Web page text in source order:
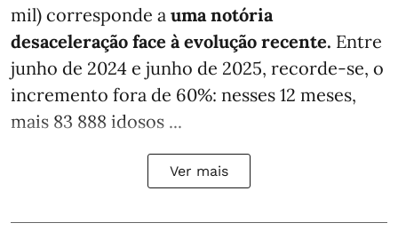
mil) corresponde a uma notória
desaceleração face à evolução recente. Entre
junho de 2024 e junho de 2025, recorde-se, o
incremento fora de 60%: nesses 12 meses,
mais 83 888 idosos ...
Ver mais